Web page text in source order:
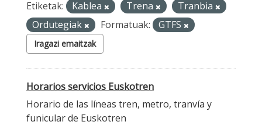
Etiketak: Kablea Trena
Tranbia
Ordutegiak
Formatuak: GTFS
Iragazi emaitzak
Horarios servicios Euskotren
Horario de las líneas tren, metro, tranvía y
funicular de Euskotren